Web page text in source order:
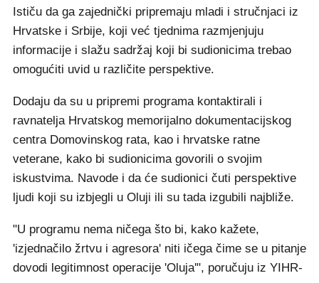
Ističu da ga zajednički pripremaju mladi i stručnjaci iz
Hrvatske i Srbije, koji već tjednima razmjenjuju
informacije i slažu sadržaj koji bi sudionicima trebao
omogućiti uvid u različite perspektive.
Dodaju da su u pripremi programa kontaktirali i
ravnatelja Hrvatskog memorijalno dokumentacijskog
centra Domovinskog rata, kao i hrvatske ratne
veterane, kako bi sudionicima govorili o svojim
iskustvima. Navode i da će sudionici čuti perspektive
ljudi koji su izbjegli u Oluji ili su tada izgubili najbliže.
"U programu nema ničega što bi, kako kažete,
'izjednačilo žrtvu i agresora' niti ičega čime se u pitanje
dovodi legitimnost operacije 'Oluja'", poručuju iz YIHR-